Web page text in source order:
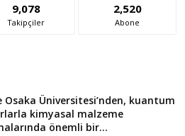
9,078
Takipçiler
2,520
Abone
Osaka Üniversitesi’nden, kuantum
kimyasal malzeme
önemli bir...